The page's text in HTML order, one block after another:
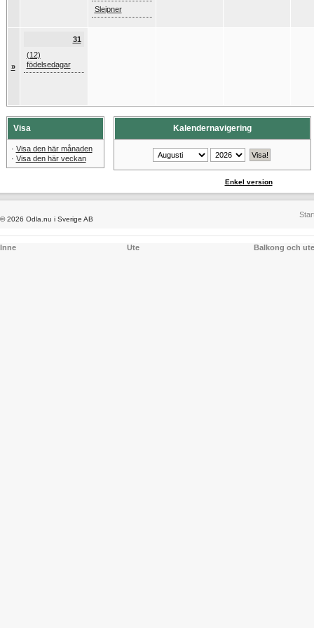
Sleipner
»
31
(12)
födelsedagar
Visa
· Visa den här månaden
· Visa den här veckan
Kalendernavigering
Enkel version
© 2026 Odla.nu i Sverige AB
Inne Ute Balkong och